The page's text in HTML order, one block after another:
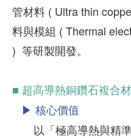
管材料 ( Ultra thin
料與模組 ( Thermal
) 等研製開發。
■ 超高導熱銅鑽石複合
▶ 核心價值
以「極高導熱與精準